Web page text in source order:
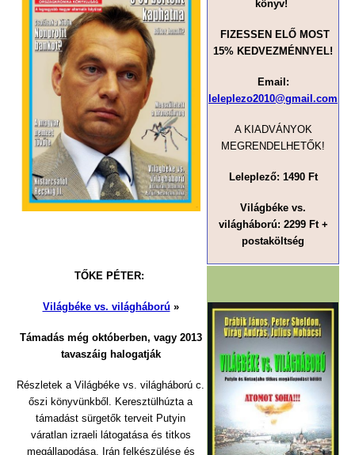
könyv!
FIZESSEN ELŐ MOST
15% KEDVEZMÉNNYEL!
Email:
leleplezo2010@gmail.com
A KIADVÁNYOK
MEGRENDELHETŐK!
Leleplező: 1490 Ft
Világbéke vs.
világháború: 2299 Ft +
postaköltség
TŐKE PÉTER:
Világbéke vs. világháború »
Támadás még októberben, vagy 2013
tavaszáig halogatják
Részletek a Világbéke vs. világháború c.
őszi könyvünkből. Keresztülhúzta a
támadást sürgetők terveit Putyin
váratlan izraeli látogatása és titkos
megállapodása, Irán felkészülése és